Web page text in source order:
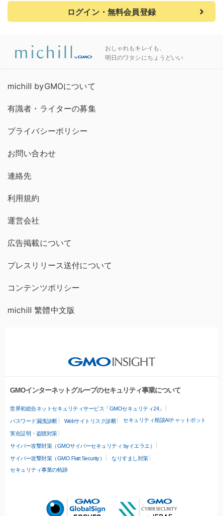
ログイン・無料会員登録
おしゃれもキレイも、
明日のワタシにちょうどいい
michill byGMOについて
有識者・ライターの募集
プライバシーポリシー
お問い合わせ
連絡先
利用規約
運営会社
広告掲載について
プレスリリース送付について
コンテンツポリシー
michill 繁體中文版
GMOインターネットグループのセキュリティ事業について
世界初総合ネットセキュリティサービス「GMOセキュリティ24」
パスワード漏洩診断 Webサイトリスク診断 セキュリティ相談AIチャットボット
実在証明・盗聴対策
サイバー攻撃対策（GMOサイバーセキュリティ byイエラエ）
サイバー攻撃対策（GMO Flatt Security）
なりすまし対策
セキュリティ事業の軌跡